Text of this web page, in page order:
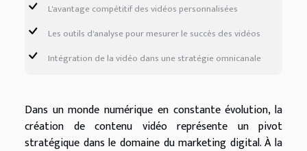
L'avantage compétitif des vidéos personnalisées
Les outils d'analyse pour mesurer le succès des vidéos
Intégration de la vidéo dans une stratégie omnicanale
Dans un monde numérique en constante évolution, la
création de contenu vidéo représente un pivot
stratégique dans le domaine du marketing digital. À la